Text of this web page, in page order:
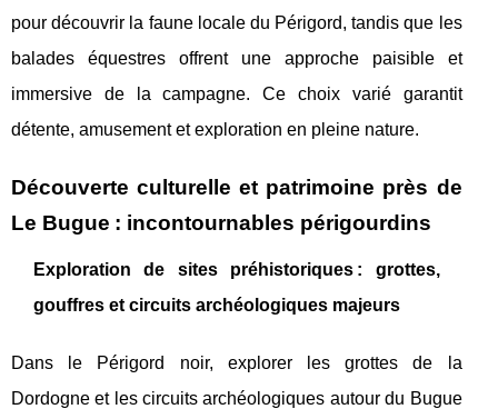
pour découvrir la faune locale du Périgord, tandis que les
balades équestres offrent une approche paisible et
immersive de la campagne. Ce choix varié garantit
détente, amusement et exploration en pleine nature.
Découverte culturelle et patrimoine près de
Le Bugue : incontournables périgourdins
Exploration de sites préhistoriques : grottes,
gouffres et circuits archéologiques majeurs
Dans le Périgord noir, explorer les grottes de la
Dordogne et les circuits archéologiques autour du Bugue